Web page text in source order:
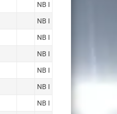
NB I
NB I
NB I
NB I
NB I
NB I
NB I